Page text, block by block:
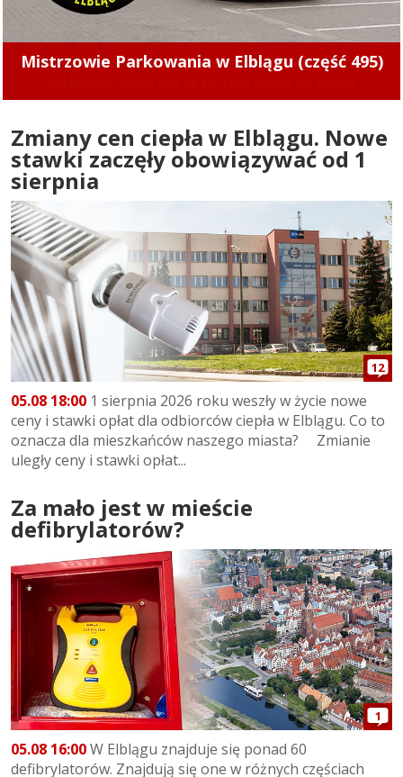
Kolejny nietrzeźwy kierowca z Elbląga za
Zmiany cen ciepła w Elblągu. Nowe
stawki zaczęły obowiązywać od 1
sierpnia
12
05.08 18:00 1 sierpnia 2026 roku weszły w życie nowe
ceny i stawki opłat dla odbiorców ciepła w Elblągu. Co to
oznacza dla mieszkańców naszego miasta? Zmianie
uległy ceny i stawki opłat...
Za mało jest w mieście
defibrylatorów?
1
05.08 16:00W Elblągu znajduje się ponad 60
defibrylatorów. Znajdują się one w różnych częściach